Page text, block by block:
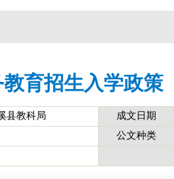
育招生入学政策
县教科局 成文日期
公文种类